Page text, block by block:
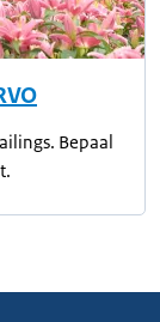
Bepaal